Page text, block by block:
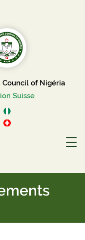
Council of Nigéria
Suisse